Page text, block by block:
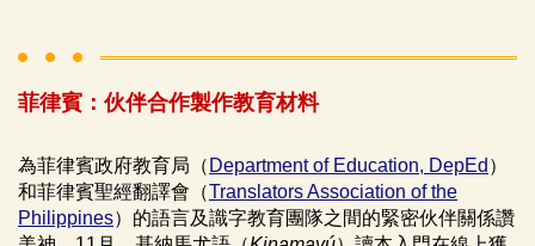
菲律賓：伙伴合作製作教育材料
為菲律賓政府教育局（ Department of Education, DepEd ）
和菲律賓聖經翻譯會（Translators Association of the
Philippines）的語言及識字教育團隊之間的緊密伙伴關係讚